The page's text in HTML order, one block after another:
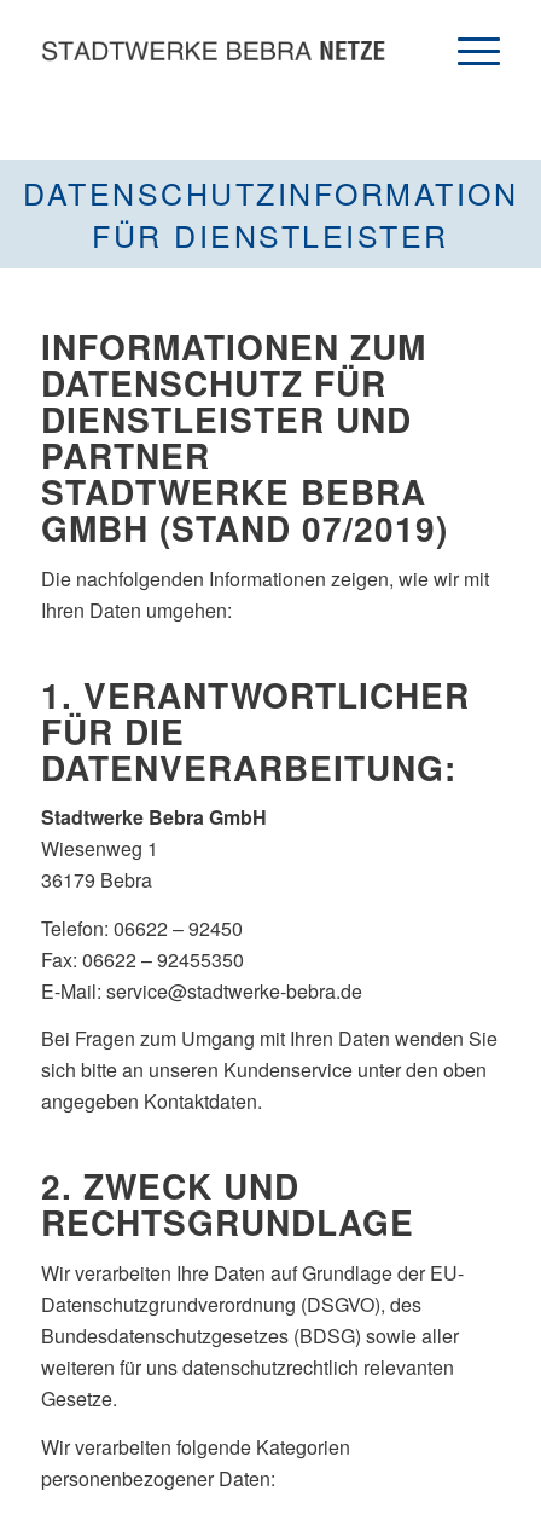
DATENSCHUTZINFORMATION
FÜR DIENSTLEISTER
INFORMATIONEN ZUM
DATENSCHUTZ FÜR
DIENSTLEISTER UND
PARTNER
STADTWERKE BEBRA
GMBH (STAND 07/2019)
Die nachfolgenden Informationen zeigen, wie wir mit
Ihren Daten umgehen:
1. VERANTWORTLICHER
FÜR DIE
DATENVERARBEITUNG:
Stadtwerke Bebra GmbH
Wiesenweg 1
36179 Bebra
Telefon: 06622 – 92450
Fax: 06622 – 92455350
E-Mail: service@stadtwerke-bebra.de
Bei Fragen zum Umgang mit Ihren Daten wenden Sie
sich bitte an unseren Kundenservice unter den oben
angegeben Kontaktdaten.
2. ZWECK UND
RECHTSGRUNDLAGE
Wir verarbeiten Ihre Daten auf Grundlage der EU-
Datenschutzgrundverordnung (DSGVO), des
Bundesdatenschutzgesetzes (BDSG) sowie aller
weiteren für uns datenschutzrechtlich relevanten
Gesetze.
Wir verarbeiten folgende Kategorien
personenbezogener Daten: